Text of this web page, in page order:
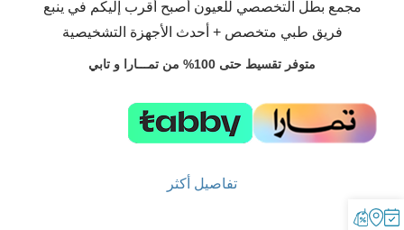
مجمع بطل التخصصي للعيون أصبح أقرب إليكم في ينبع
فريق طبي متخصص + أحدث الأجهزة التشخيصية
متوفر تقسيط حتى 100% من تمـــارا و تابي
احجز موعد في فرع ينبع
تفاصيل أكثر